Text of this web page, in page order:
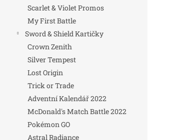
Scarlet & Violet Promos
My First Battle
Sword & Shield Kartičky
Crown Zenith
Silver Tempest
Lost Origin
Trick or Trade
Adventní Kalendář 2022
McDonald's Match Battle 2022
Pokémon GO
Astral Radiance